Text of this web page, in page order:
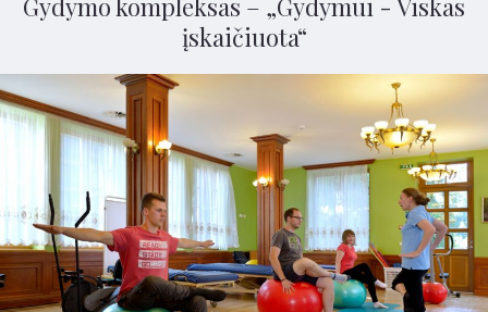
įskaičiuota“